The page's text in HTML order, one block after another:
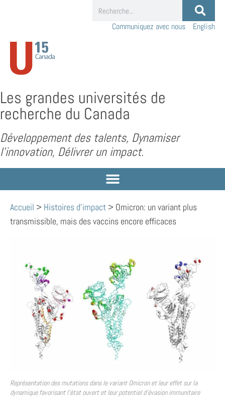
Communiquez avec nous English
Les grandes universités de
recherche du Canada
Développement des talents, Dynamiser
l’innovation, Délivrer un impact.
Accueil > Histoires d'impact > Omicron: un variant plus
transmissible, mais des vaccins encore efficaces
Représentation des mutations dans le variant Omicron et leur effet sur la
dynamique favorisant l’état ouvert et leur potentiel d’évasion immunitaire